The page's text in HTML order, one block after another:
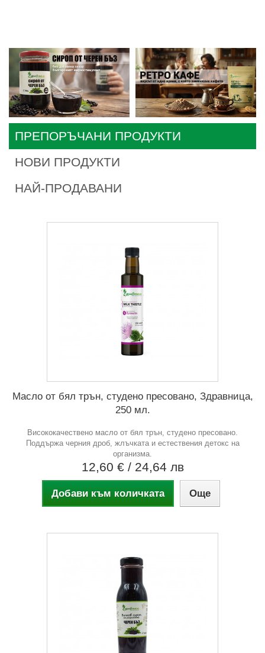
ПРЕПОРЪЧАНИ ПРОДУКТИ
НОВИ ПРОДУКТИ
НАЙ-ПРОДАВАНИ
Масло от бял трън, студено пресовано, Здравница,
250 мл.
Висококачествено масло от бял трън, студено пресовано.
Поддържа черния дроб, жлъчката и естествения детокс на
организма.
12,60 € / 24,64 лв
Добави към количката Още